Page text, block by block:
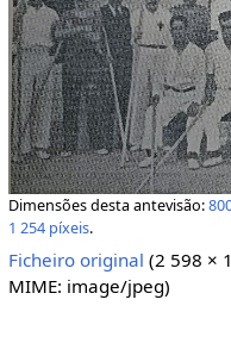
Dimensões desta antevisão:
1 254 píxeis.
Ficheiro original (2 598 ×
MIME: image/jpeg)